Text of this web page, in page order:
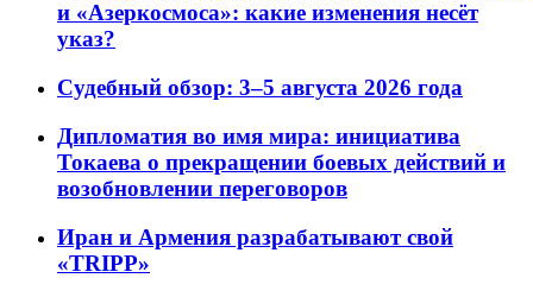
и «Азеркосмоса»: какие изменения несёт
указ?
Судебный обзор: 3–5 августа 2026 года
Дипломатия во имя мира: инициатива
Токаева о прекращении боевых действий и
возобновлении переговоров
Иран и Армения разрабатывают свой
«TRIPP»